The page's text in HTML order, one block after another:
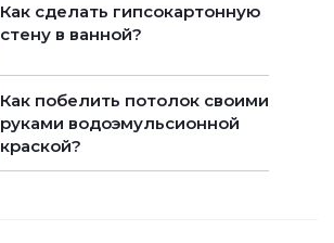
Как сделать гипсокартонную
стену в ванной?
Как побелить потолок своими
руками водоэмульсионной
краской?